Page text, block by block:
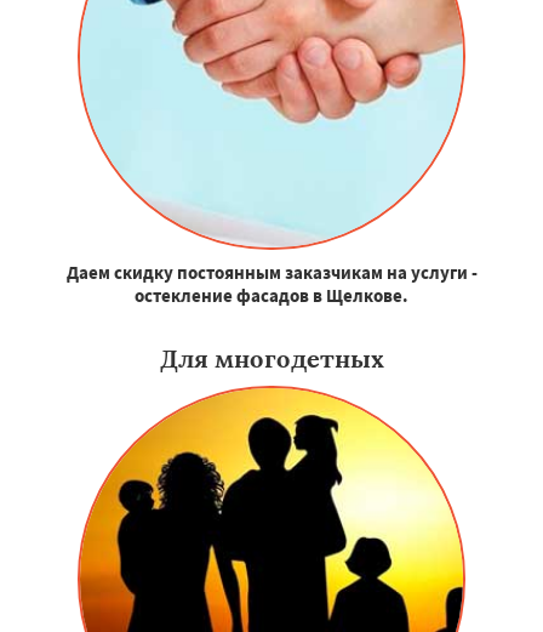
Даем скидку постоянным заказчикам на услуги -
остекление фасадов в Щелкове.
Для многодетных